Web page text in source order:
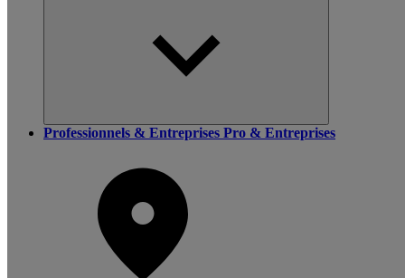
Professionnels & Entreprises Pro & Entreprises